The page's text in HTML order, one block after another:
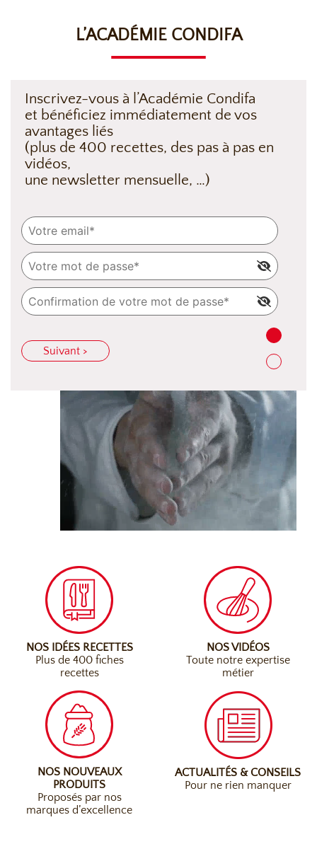
L’ACADÉMIE CONDIFA
Inscrivez-vous à l’Académie Condifa
et bénéficiez immédiatement de vos
avantages liés
(plus de 400 recettes, des pas à pas en
vidéos,
une newsletter mensuelle, …)
Suivant >
NOS IDÉES RECETTES
Plus de 400 fiches
recettes
NOS VIDÉOS
Toute notre expertise
métier
NOS NOUVEAUX
PRODUITS
Proposés par nos
marques d’excellence
ACTUALITÉS & CONSEILS
Pour ne rien manquer